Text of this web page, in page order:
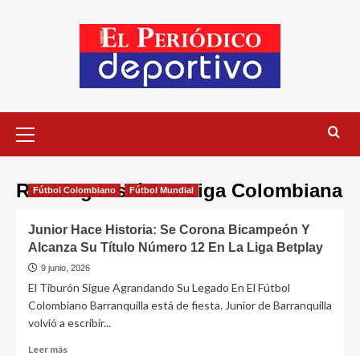
Ranking histórico Liga Colombiana
Fútbol Colombiano Fútbol Mundial
Junior Hace Historia: Se Corona Bicampeón Y
Alcanza Su Título Número 12 En La Liga Betplay
9 junio, 2026
El Tiburón Sigue Agrandando Su Legado En El Fútbol
Colombiano Barranquilla está de fiesta. Junior de Barranquilla
volvió a escribir...
Leer más